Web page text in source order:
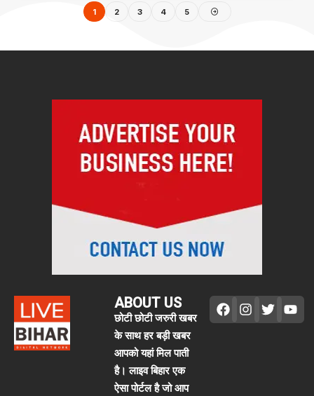
1 2 3 4 5
ABOUT US
छोटी छोटी जरुरी खबर
के साथ हर बड़ी खबर
आपको यहां मिल पाती
है। लाइव बिहार एक
ऐसा पोर्टल है जो आप